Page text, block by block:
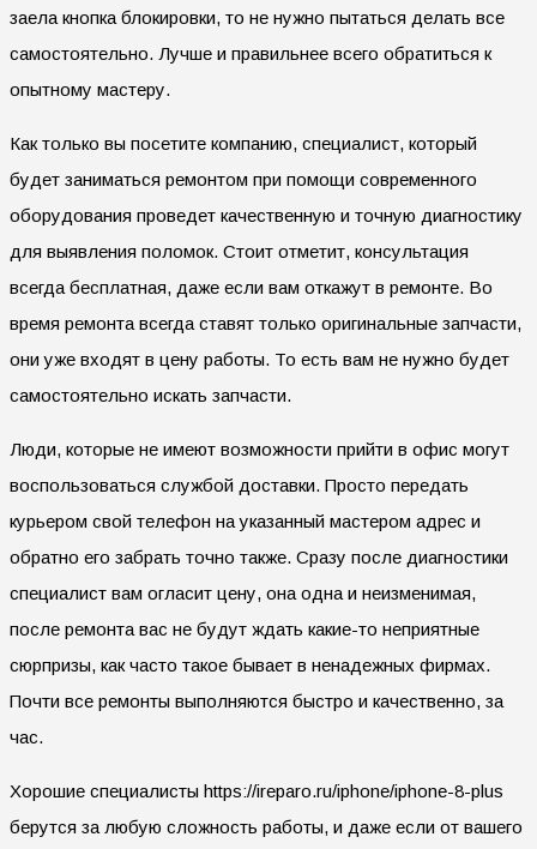
заела кнопка блокировки, то не нужно пытаться делать все
самостоятельно. Лучше и правильнее всего обратиться к
опытному мастеру.
Как только вы посетите компанию, специалист, который
будет заниматься ремонтом при помощи современного
оборудования проведет качественную и точную диагностику
для выявления поломок. Стоит отметит, консультация
всегда бесплатная, даже если вам откажут в ремонте. Во
время ремонта всегда ставят только оригинальные запчасти,
они уже входят в цену работы. То есть вам не нужно будет
самостоятельно искать запчасти.
Люди, которые не имеют возможности прийти в офис могут
воспользоваться службой доставки. Просто передать
курьером свой телефон на указанный мастером адрес и
обратно его забрать точно также. Сразу после диагностики
специалист вам огласит цену, она одна и неизменимая,
после ремонта вас не будут ждать какие-то неприятные
сюрпризы, как часто такое бывает в ненадежных фирмах.
Почти все ремонты выполняются быстро и качественно, за
час.
Хорошие специалисты https://ireparo.ru/iphone/iphone-8-plus
берутся за любую сложность работы, и даже если от вашего